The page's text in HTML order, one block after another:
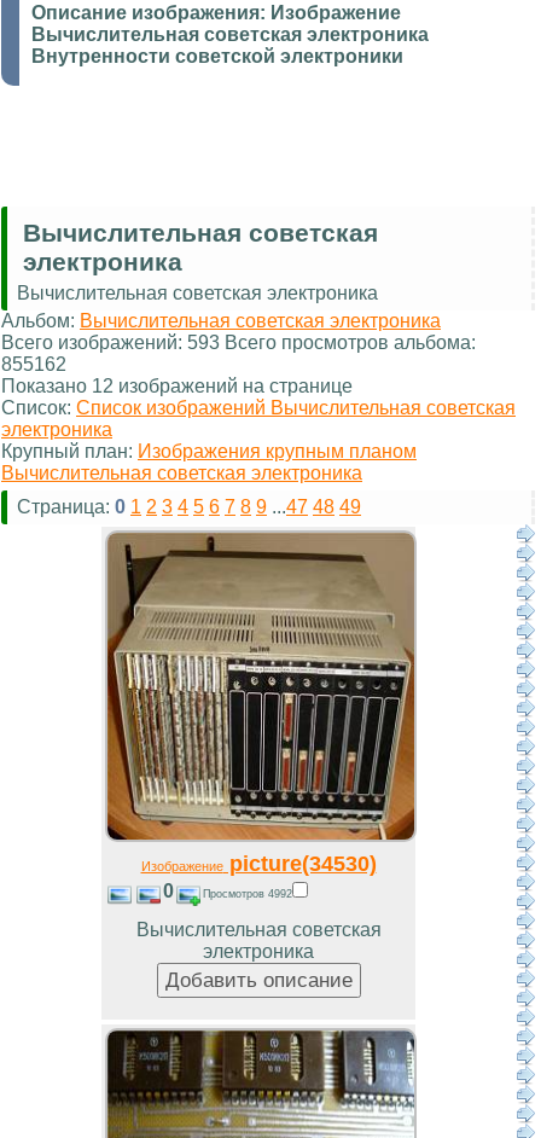
Описание изображения: Изображение
Вычислительная советская электроника
Внутренности советской электроники
Вычислительная советская
электроника
Вычислительная советская электроника
Альбом: Вычислительная советская электроника
Всего изображений: 593 Всего просмотров альбома:
855162
Показано 12 изображений на странице
Список: Список изображений Вычислительная советская
электроника
Крупный план: Изображения крупным планом
Вычислительная советская электроника
Страница: 0 1 2 3 4 5 6 7 8 9 ...47 48 49
Изображениеpicture(34530)
0 Просмотров 4992
Вычислительная советская
электроника